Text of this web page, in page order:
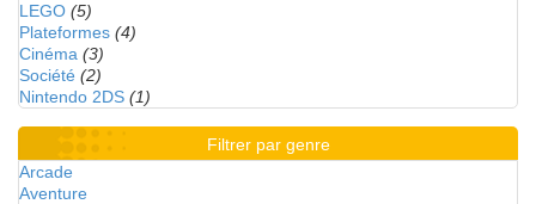
LEGO (5)
Plateformes (4)
Cinéma (3)
Société (2)
Nintendo 2DS (1)
Filtrer par genre
Arcade
Aventure